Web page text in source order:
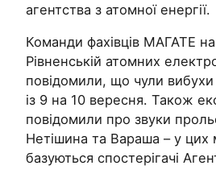
агентства з атомної енергії.
Команди фахівців МАГАТЕ
Рівненській атомних
повідомили, що чули вибухи
із 9 на 10 вересня. Також
повідомили про звуки
Нетішина та Вараша – у цих
базуються спостерігачі